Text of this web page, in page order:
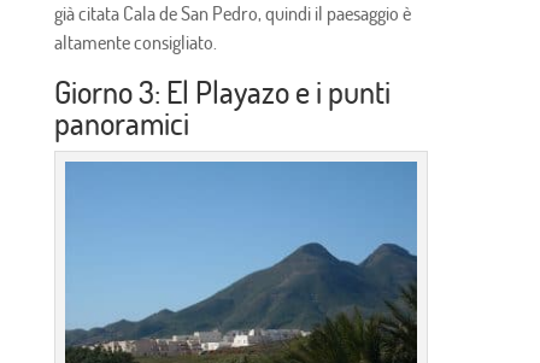
già citata Cala de San Pedro, quindi il paesaggio è
altamente consigliato.
Giorno 3: El Playazo e i punti
panoramici